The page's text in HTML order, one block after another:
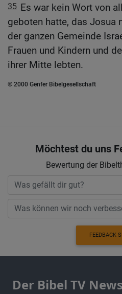
35 Es war kein Wort von
geboten hatte, das Josua
der ganzen Gemeinde
Frauen und Kindern und
ihrer Mitte lebten.
© 2000 Genfer Bibelgesellschaft
Möchtest du uns
Bewertung der
FEEDBACK
Der Bibel TV